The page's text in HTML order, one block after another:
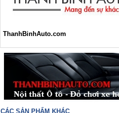
ThanhBinhAuto.com
CÁC SẢN PHẨM KHÁC